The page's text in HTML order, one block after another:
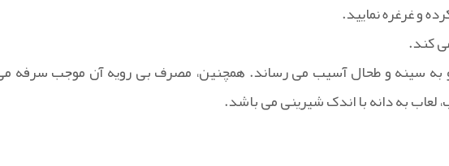
و غرغره نمایید.
کند.
به سینه و طحال آسیب می رساند. همچنین، مصرف بی رویه آن موجب سرفه
به دانه با اندک شیرینی می باشد.